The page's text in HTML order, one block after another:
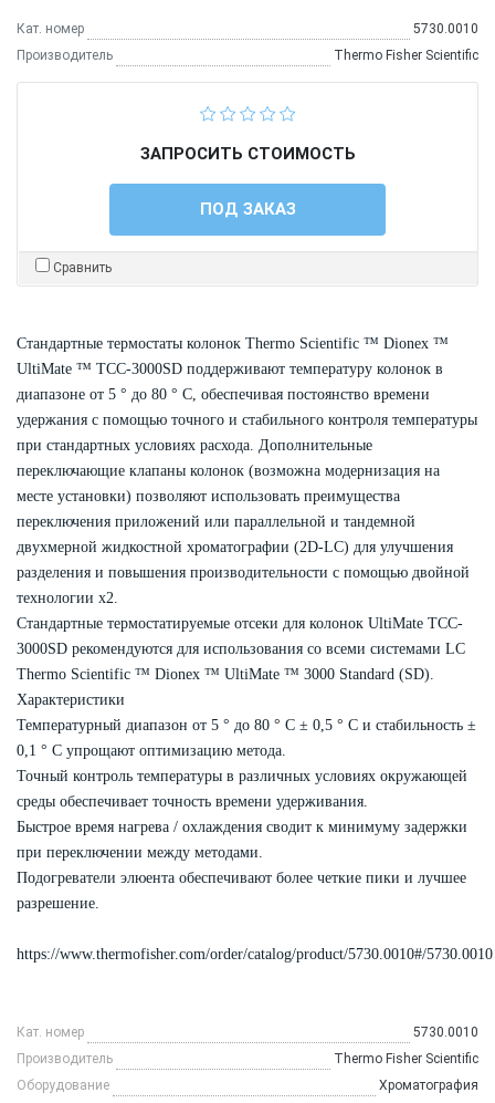
Кат. номер
5730.0010
Производитель
Thermo Fisher Scientific
ЗАПРОСИТЬ СТОИМОСТЬ
ПОД ЗАКАЗ
Сравнить
Стандартные термостаты колонок Thermo Scientific ™ Dionex ™
UltiMate ™ TCC-3000SD поддерживают температуру колонок в
диапазоне от 5 ° до 80 ° C, обеспечивая постоянство времени
удержания с помощью точного и стабильного контроля температуры
при стандартных условиях расхода. Дополнительные
переключающие клапаны колонок (возможна модернизация на
месте установки) позволяют использовать преимущества
переключения приложений или параллельной и тандемной
двухмерной жидкостной хроматографии (2D-LC) для улучшения
разделения и повышения производительности с помощью двойной
технологии x2.
Стандартные термостатируемые отсеки для колонок UltiMate TCC-
3000SD рекомендуются для использования со всеми системами LC
Thermo Scientific ™ Dionex ™ UltiMate ™ 3000 Standard (SD).
Характеристики
Температурный диапазон от 5 ° до 80 ° C ± 0,5 ° C и стабильность ±
0,1 ° C упрощают оптимизацию метода.
Точный контроль температуры в различных условиях окружающей
среды обеспечивает точность времени удерживания.
Быстрое время нагрева / охлаждения сводит к минимуму задержки
при переключении между методами.
Подогреватели элюента обеспечивают более четкие пики и лучшее
разрешение.
https://www.thermofisher.com/order/catalog/product/5730.0010#/5730.0010
Кат. номер
5730.0010
Производитель
Thermo Fisher Scientific
Оборудование
Хроматография